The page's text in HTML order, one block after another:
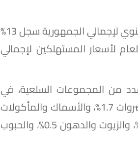
وأوضح الجهاز، في بيان صادر اليوم الأربعاء، أن معدل التضخم السنوي لإجمالي الجمهورية سجل 13%
العام لأسعار المستهلكين لإجمالي
عدد من المجموعات السلعية، في
مقدمتها الفاكهة بنسبة 12.7%، واللحوم والدواجن 3.5%، والخضروات 1.7%، والأسماك والمأكولات
البحرية 1.3%، والمياه المعدنية والغازية والعصائر الطبيعية 1.2%، والزيوت والدهون 0.5%، والحبوب